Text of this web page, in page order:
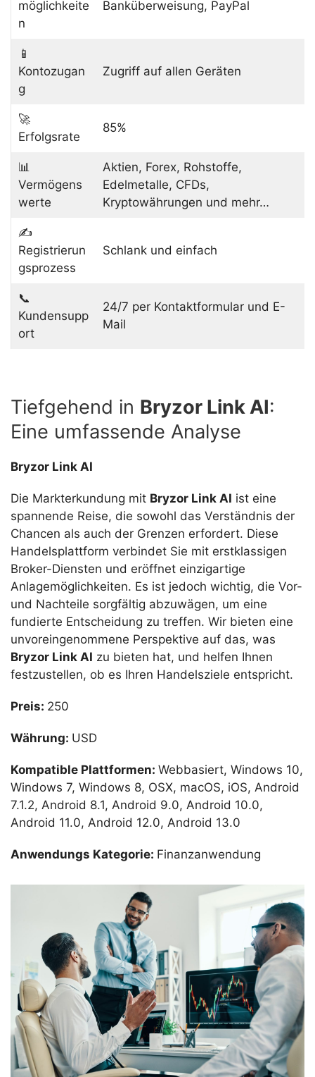
möglichkeite
n
Banküberweisung, PayPal
📱
Kontozugan
g
Zugriff auf allen Geräten
🚀
Erfolgsrate
85%
📊
Vermögens
werte
Aktien, Forex, Rohstoffe,
Edelmetalle, CFDs,
Kryptowährungen und mehr…
✍️
Registrierun
gsprozess
Schlank und einfach
📞
Kundensupp
ort
24/7 per Kontaktformular und E-
Mail
Tiefgehend in Bryzor Link AI:
Eine umfassende Analyse
Bryzor Link AI
Die Markterkundung mit Bryzor Link AI ist eine
spannende Reise, die sowohl das Verständnis der
Chancen als auch der Grenzen erfordert. Diese
Handelsplattform verbindet Sie mit erstklassigen
Broker-Diensten und eröffnet einzigartige
Anlagemöglichkeiten. Es ist jedoch wichtig, die Vor-
und Nachteile sorgfältig abzuwägen, um eine
fundierte Entscheidung zu treffen. Wir bieten eine
unvoreingenommene Perspektive auf das, was
Bryzor Link AI zu bieten hat, und helfen Ihnen
festzustellen, ob es Ihren Handelsziele entspricht.
Preis: 250
Währung: USD
Kompatible Plattformen: Webbasiert, Windows 10,
Windows 7, Windows 8, OSX, macOS, iOS, Android
7.1.2, Android 8.1, Android 9.0, Android 10.0,
Android 11.0, Android 12.0, Android 13.0
Anwendungs Kategorie: Finanzanwendung